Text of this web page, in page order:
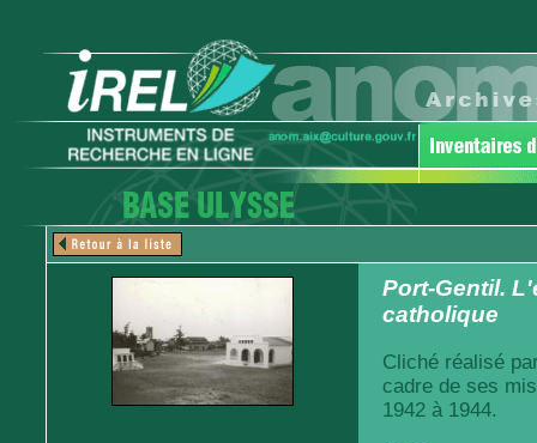
Port-Gentil.
catholique
Cliché réalisé
cadre de ses
1942 à 1944.